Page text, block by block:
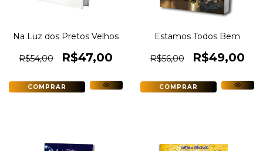
Na Luz dos Pretos Velhos
R$54,00 R$47,00
Estamos Todos Bem
R$56,00 R$49,00